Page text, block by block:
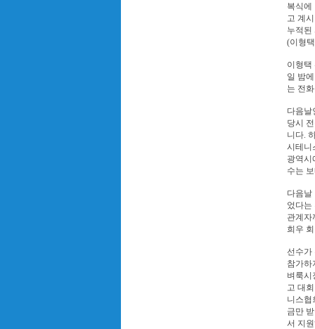
복식에
고 계
누적된
(이형
이형택
일 밤
는 전
다음날
당시
니다.
시테니
광역시
수는
다음날
었다는
관계자
희우
선수가
참가하
벼룩시
고 대
니스협
금만
서 지